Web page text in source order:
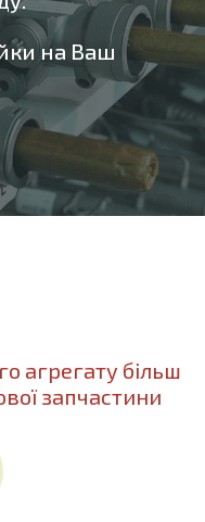
на Ваш
агрегату більш
запчастини